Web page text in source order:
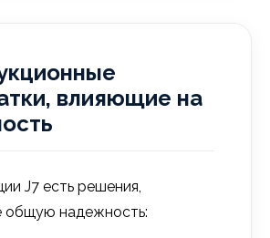
влияющие на
J7 есть решения,
надежность: